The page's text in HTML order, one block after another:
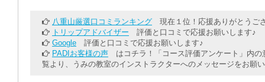
八重山厳選口コミランキング 現在１位！応援ありがとうご
トリップアドバイザー 評価と口コミで応援お願いします♪
Google 評価と口コミで応援お願いします♪
PADIお客様の声 はコチラ！「コース評価アンケート」内の
覧より、うみの教室のインストラクターへのメッセージをお願